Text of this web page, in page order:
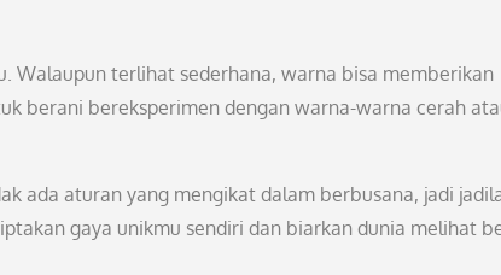
Walaupun terlihat sederhana, warna bisa memberikan
berani bereksperimen dengan warna-warna cerah
ada aturan yang mengikat dalam berbusana, jadi
gaya unikmu sendiri dan biarkan dunia melihat